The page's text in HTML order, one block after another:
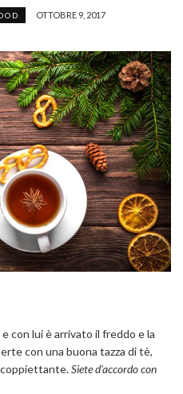
OTTOBRE 9, 2017
con lui è arrivato il freddo e la
con una buona tazza di tè,
Siete d’accordo con